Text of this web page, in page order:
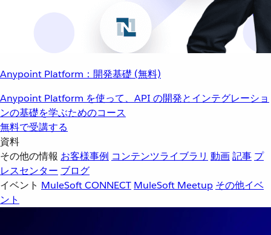
Anypoint Platform：開発基礎 (無料)
Anypoint Platform を使って、API の開発とインテグレーショ
ンの基礎を学ぶためのコース
無料で受講する
資料
その他の情報 お客様事例 コンテンツライブラリ 動画記事 プ
レスセンター ブログ
イベント MuleSoft CONNECT MuleSoft Meetup その他イベ
ント